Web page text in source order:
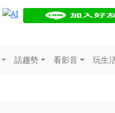
話趨勢 看影音 玩生